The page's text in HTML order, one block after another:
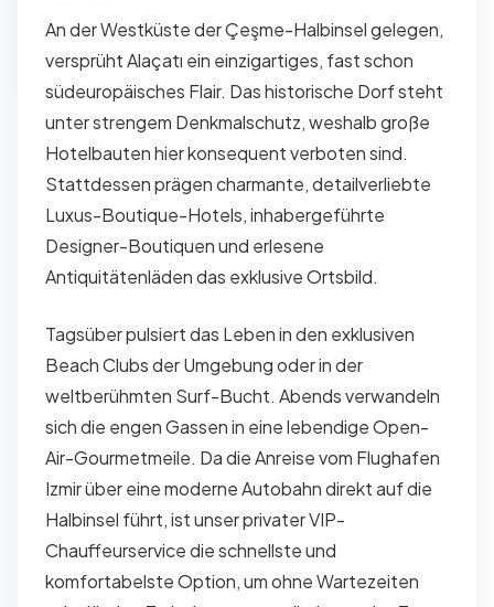
An der Westküste der Çeşme-Halbinsel gelegen,
versprüht Alaçatı ein einzigartiges, fast schon
südeuropäisches Flair. Das historische Dorf steht
unter strengem Denkmalschutz, weshalb große
Hotelbauten hier konsequent verboten sind.
Stattdessen prägen charmante, detailverliebte
Luxus-Boutique-Hotels, inhabergeführte
Designer-Boutiquen und erlesene
Antiquitätenläden das exklusive Ortsbild.
Tagsüber pulsiert das Leben in den exklusiven
Beach Clubs der Umgebung oder in der
weltberühmten Surf-Bucht. Abends verwandeln
sich die engen Gassen in eine lebendige Open-
Air-Gourmetmeile. Da die Anreise vom Flughafen
Izmir über eine moderne Autobahn direkt auf die
Halbinsel führt, ist unser privater VIP-
Chauffeurservice die schnellste und
komfortabelste Option, um ohne Wartezeiten